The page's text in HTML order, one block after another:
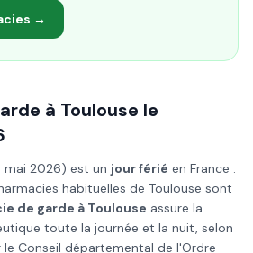
→
à Toulouse le
mai 2026) est un jour férié en France :
habituelles de Toulouse sont
de garde à Toulouse assure la
toute la journée et la nuit, selon
Conseil départemental de l'Ordre